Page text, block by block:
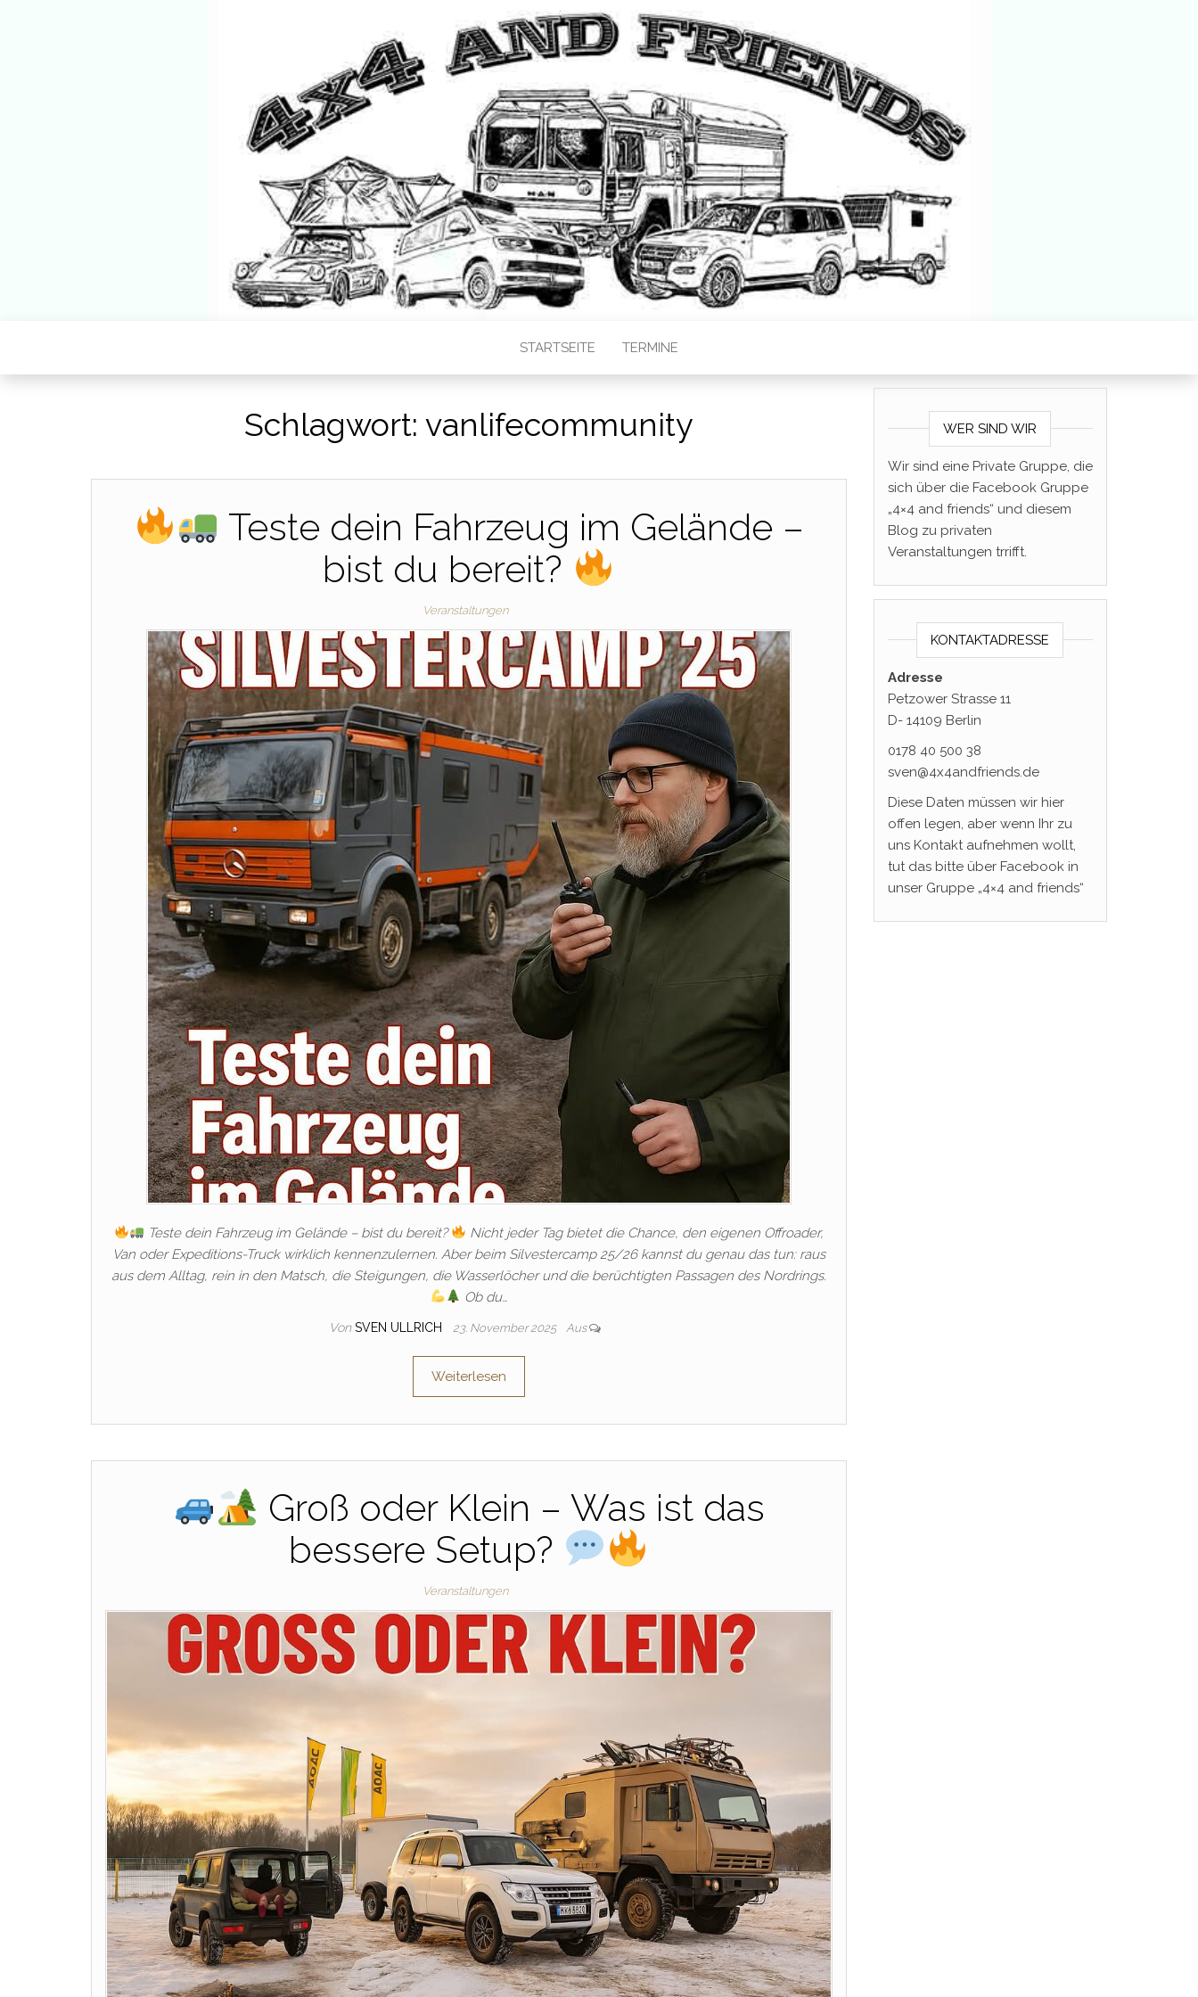
STARTSEITE TERMINE
Schlagwort: vanlifecommunity
Teste dein Fahrzeug im Gelände –
bist du bereit?
Veranstaltungen
Teste dein Fahrzeug im Gelände – bist du bereit?
Nicht jeder Tag bietet die Chance, den eigenen Offroader,
Van oder Expeditions-Truck wirklich kennenzulernen. Aber beim Silvestercamp 25/26 kannst du genau das tun: raus
aus dem Alltag, rein in den Matsch, die Steigungen, die Wasserlöcher und die berüchtigten Passagen des Nordrings.
Ob du…
Von SVEN ULLRICH 23. November 2025 Aus
Weiterlesen
Groß oder Klein – Was ist das
bessere Setup?
Veranstaltungen
WER SIND WIR
Wir sind eine Private Gruppe, die
sich über die Facebook Gruppe
„4×4 and friends“ und diesem
Blog zu privaten
Veranstaltungen trrifft.
KONTAKTADRESSE
Adresse
Petzower Strasse 11
D- 14109 Berlin
0178 40 500 38
sven@4x4andfriends.de
Diese Daten müssen wir hier
offen legen, aber wenn Ihr zu
uns Kontakt aufnehmen wollt,
tut das bitte über Facebook in
unser Gruppe „4×4 and friends“